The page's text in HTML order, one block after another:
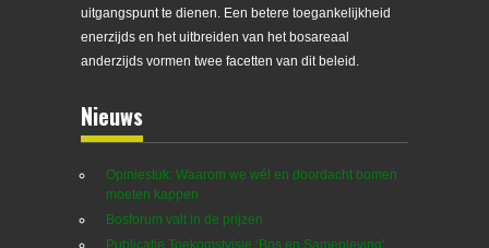
uitgangspunt te dienen. Een betere toegankelijkheid
enerzijds en het uitbreiden van het bosareaal
anderzijds vormen twee facetten van dit beleid.
Nieuws
Opiniestuk: Waarom we wél en doordacht bomen
moeten kappen
Bosforum valt in de prijzen